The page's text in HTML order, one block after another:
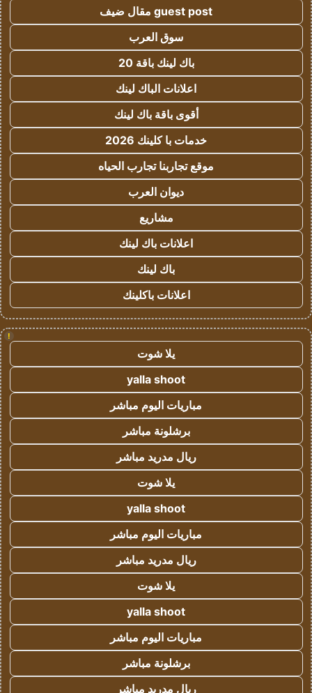
guest post مقال ضيف
سوق العرب
باك لينك باقة 20
اعلانات الباك لينك
أقوى باقة باك لينك
خدمات با كلينك 2026
موقع تجاربنا تجارب الحياه
ديوان العرب
مشاريع
اعلانات باك لينك
باك لينك
اعلانات باكلينك
!
يلا شوت
yalla shoot
مباريات اليوم مباشر
برشلونة مباشر
ريال مدريد مباشر
يلا شوت
yalla shoot
مباريات اليوم مباشر
ريال مدريد مباشر
يلا شوت
yalla shoot
مباريات اليوم مباشر
برشلونة مباشر
ريال مدريد مباشر